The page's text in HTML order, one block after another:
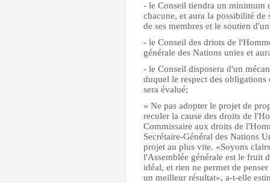
- le Conseil tiendra un minimum
chacune, et aura la possibilité de
de ses membres et le soutien
- le Conseil des driots de
générale des Nations unies et
- le Conseil disposera d'un
duquel le respect des
sera évalué;
« Ne pas adopter le projet de
reculer la cause des droits de
Commissaire aux droits de
Secrétaire-Général des Nations
projet au plus vite. «Soyons
l'Assemblée générale est le fruit
idéal, et rien ne permet de
un meilleur résultat», a-t-elle